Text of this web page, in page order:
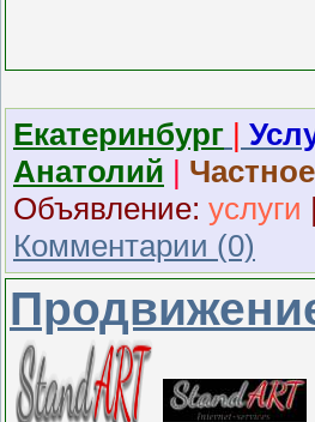
Екатеринбург |
Анатолий |
Объявление: услуги |
Комментарии (0)